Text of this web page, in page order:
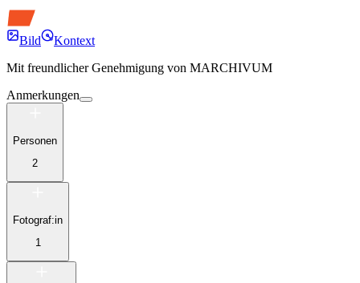
Bild
Kontext
Mit freundlicher Genehmigung von MARCHIVUM
Anmerkungen
Personen
2
Fotograf:in
1